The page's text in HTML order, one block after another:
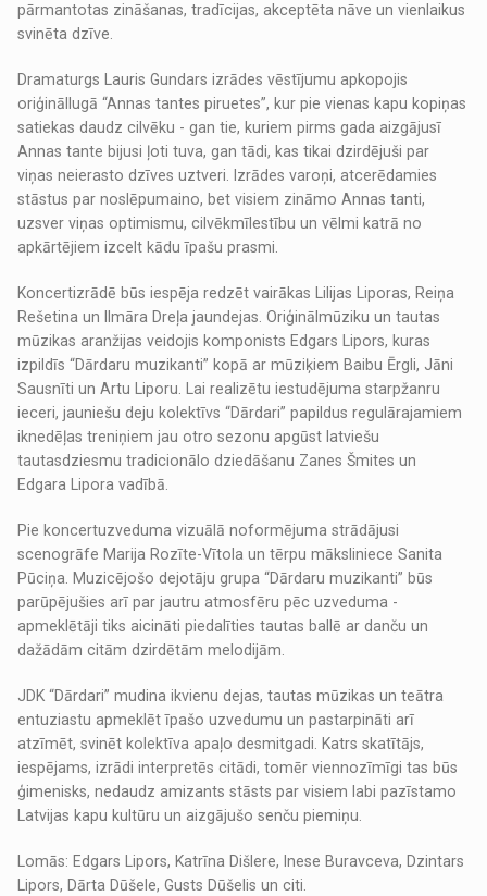
pārmantotas zināšanas, tradīcijas, akceptēta nāve un vienlaikus
svinēta dzīve.
Dramaturgs Lauris Gundars izrādes vēstījumu apkopojis
oriģināllugā “Annas tantes piruetes”, kur pie vienas kapu kopiņas
satiekas daudz cilvēku - gan tie, kuriem pirms gada aizgājusī
Annas tante bijusi ļoti tuva, gan tādi, kas tikai dzirdējuši par
viņas neierasto dzīves uztveri. Izrādes varoņi, atcerēdamies
stāstus par noslēpumaino, bet visiem zināmo Annas tanti,
uzsver viņas optimismu, cilvēkmīlestību un vēlmi katrā no
apkārtējiem izcelt kādu īpašu prasmi.
Koncertizrādē būs iespēja redzēt vairākas Lilijas Liporas, Reiņa
Rešetina un Ilmāra Dreļa jaundejas. Oriģinālmūziku un tautas
mūzikas aranžijas veidojis komponists Edgars Lipors, kuras
izpildīs “Dārdaru muzikanti” kopā ar mūziķiem Baibu Ērgli, Jāni
Sausnīti un Artu Liporu. Lai realizētu iestudējuma starpžanru
ieceri, jauniešu deju kolektīvs “Dārdari” papildus regulārajamiem
iknedēļas treniņiem jau otro sezonu apgūst latviešu
tautasdziesmu tradicionālo dziedāšanu Zanes Šmites un
Edgara Lipora vadībā.
Pie koncertuzveduma vizuālā noformējuma strādājusi
scenogrāfe Marija Rozīte-Vītola un tērpu māksliniece Sanita
Pūciņa. Muzicējošo dejotāju grupa “Dārdaru muzikanti” būs
parūpējušies arī par jautru atmosfēru pēc uzveduma -
apmeklētāji tiks aicināti piedalīties tautas ballē ar danču un
dažādām citām dzirdētām melodijām.
JDK “Dārdari” mudina ikvienu dejas, tautas mūzikas un teātra
entuziastu apmeklēt īpašo uzvedumu un pastarpināti arī
atzīmēt, svinēt kolektīva apaļo desmitgadi. Katrs skatītājs,
iespējams, izrādi interpretēs citādi, tomēr viennozīmīgi tas būs
ģimenisks, nedaudz amizants stāsts par visiem labi pazīstamo
Latvijas kapu kultūru un aizgājušo senču piemiņu.
Lomās: Edgars Lipors, Katrīna Dišlere, Inese Buravceva, Dzintars
Lipors, Dārta Dūšele, Gusts Dūšelis un citi.